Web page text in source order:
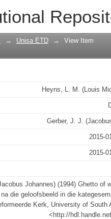
na die
→ Unisa ETD → View Item
Heyns, L. M. (Louis
Gerber, J. J.
2015-
2015-
Johannes) (1994) Ghetto of
die geloofsbeeld in die
Kerk, University of South
<http://